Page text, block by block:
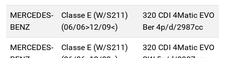
MERCEDES-
BENZ
Classe E (W/S211)
(06/06>12/09<)
320 CDI 4Matic EVO
Ber 4p/d/2987cc
MERCEDES-
Classe E (W/S211)
320 CDI 4Matic EVO